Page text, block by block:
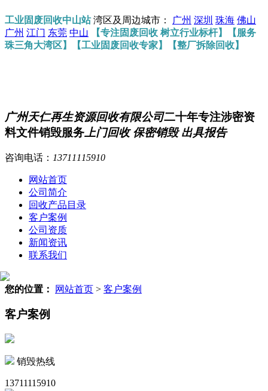
工业固废回收中山站湾区及周边城市： 广州 深圳 珠海 佛山
广州 江门 东莞 中山
【专注固废回收 树立行业标杆】【服务
珠三角大湾区】【工业固废回收专家】【整厂拆除回收】
广州天仁再生资源回收有限公司二十年专注涉密资
料文件销毁服务 上门回收 保密销毁 出具报告
咨询电话： 13711115910
网站首页
公司简介
回收产品目录
客户案例
公司资质
新闻资讯
联系我们
您的位置： 网站首页 > 客户案例
客户案例
销毁热线
13711115910